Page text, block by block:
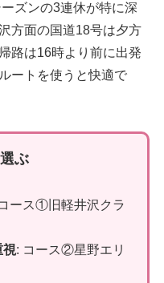
ズンの3連休が特に深
方面の国道18号は夕方
路は16時より前に出発
ートを使うと快適で
ぶ
ース①旧軽井沢クラ
視: コース②星野エリ